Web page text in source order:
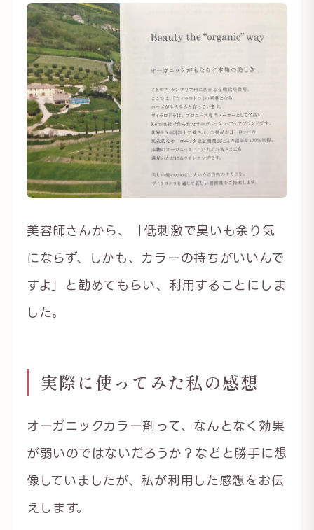
美容師さんから、「低刺激で臭いも余り気
にならず、しかも、カラーの持ちがいいんで
すよ」と勧めてもらい、利用することにしま
した。
実際に使ってみた私の感想
オーガニックカラー剤って、なんとなく効果
が弱いのではないだろうか？などと勝手に想
像していましたが、私が利用した感想をお伝
えします。